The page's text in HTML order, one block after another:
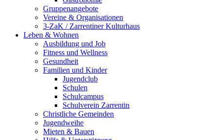
Gruppenangebote
Vereine & Organisationen
3-ZaK / Zarrentiner Kulturhaus
Leben & Wohnen
Ausbildung und Job
Fitness und Wellness
Gesundheit
Familien und Kinder
Jugendclub
Schulen
Schulcampus
Schulverein Zarrentin
Christliche Gemeinden
Jugendweihe
Mieten & Bauen